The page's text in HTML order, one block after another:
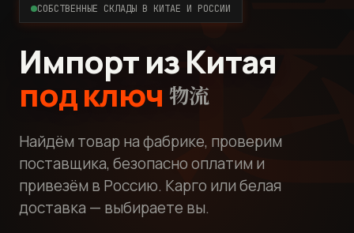
СОБСТВЕННЫЕ СКЛАДЫ В КИТАЕ И РОССИИ
Импорт из Китая
под ключ 物流
Найдём товар на фабрике, проверим
поставщика, безопасно оплатим и
привезём в Россию. Карго или белая
доставка — выбираете вы.